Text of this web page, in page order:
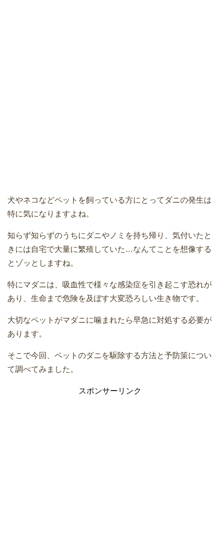
犬やネコなどペットを飼っている方にとってダニの発生は
特に気になりますよね。
知らず知らずのうちにダニやノミを持ち帰り、気付いたと
きには自宅で大量に繁殖していた…なんてことを想像する
とゾッとしますね。
特にマダニは、吸血性で様々な感染症を引き起こす恐れが
あり、生命まで危険を及ぼす大変恐ろしい生き物です。
大切なペットがマダニに噛まれたら早急に対処する必要が
あります。
そこで今回、ペットのダニを駆除する方法と予防策につい
て調べてみました。
スポンサーリンク